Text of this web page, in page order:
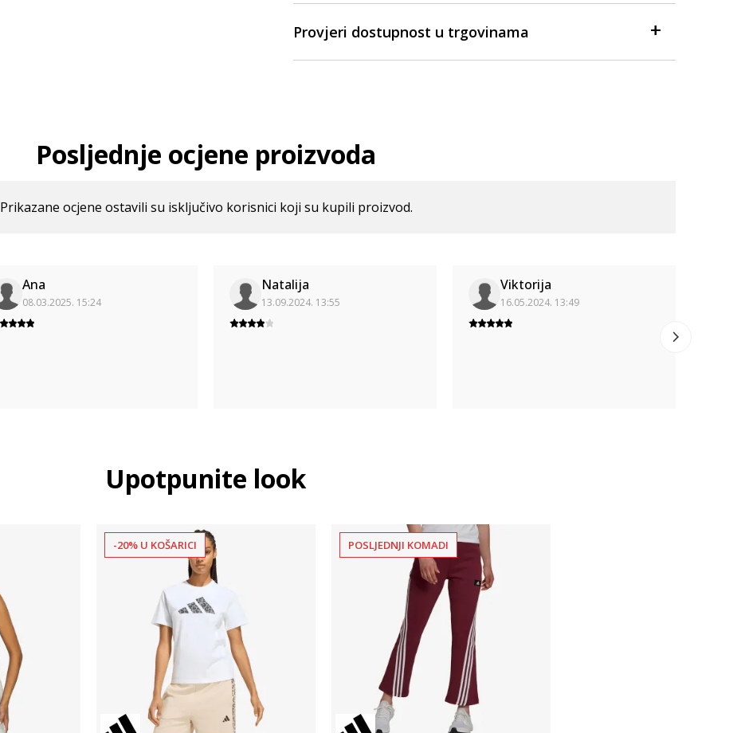
Provjeri dostupnost u trgovinama
Posljednje ocjene proizvoda
Prikazane ocjene ostavili su isključivo korisnici koji su kupili proizvod.
Ana
08.03.2025. 15:24
Natalija
13.09.2024. 13:55
Viktorija
16.05.2024. 13:49
Upotpunite look
-20% U KOŠARICI POSLJEDNJI KOMADI